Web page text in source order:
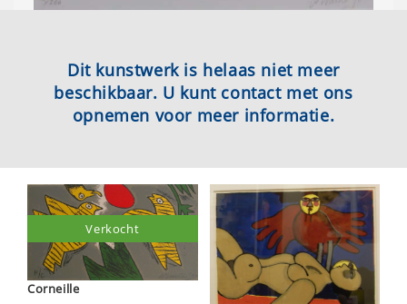
Dit kunstwerk is helaas niet meer
beschikbaar. U kunt contact met ons
opnemen voor meer informatie.
Corneille
Verkocht